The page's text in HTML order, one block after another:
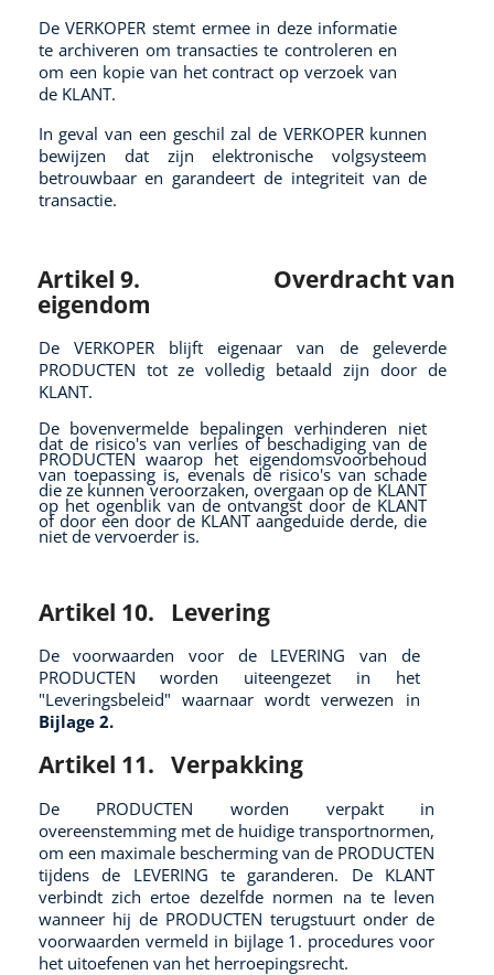
De VERKOPER stemt ermee in deze informatie
te archiveren om transacties te controleren en
om een kopie van het contract op verzoek van
de KLANT.
In geval van een geschil zal de VERKOPER kunnen
bewijzen dat zijn elektronische volgsysteem
betrouwbaar en garandeert de integriteit van de
transactie.
Artikel 9.
Overdracht van
eigendom
De VERKOPER blijft eigenaar van de geleverde
PRODUCTEN tot ze volledig betaald zijn door de
KLANT.
De bovenvermelde bepalingen verhinderen niet
dat de risico's van verlies of beschadiging van de
PRODUCTEN waarop het eigendomsvoorbehoud
van toepassing is, evenals de risico's van schade
die ze kunnen veroorzaken, overgaan op de KLANT
op het ogenblik van de ontvangst door de KLANT
of door een door de KLANT aangeduide derde, die
niet de vervoerder is.
Artikel 10. Levering
De voorwaarden voor de LEVERING van de
PRODUCTEN worden uiteengezet in het
"Leveringsbeleid" waarnaar wordt verwezen in
Bijlage 2.
Artikel 11. Verpakking
De PRODUCTEN worden verpakt in
overeenstemming met de huidige transportnormen,
om een maximale bescherming van de PRODUCTEN
tijdens de LEVERING te garanderen. De KLANT
verbindt zich ertoe dezelfde normen na te leven
wanneer hij de PRODUCTEN terugstuurt onder de
voorwaarden vermeld in bijlage 1. procedures voor
het uitoefenen van het herroepingsrecht.